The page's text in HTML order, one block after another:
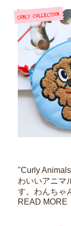
"Curly
わいいアニマ
す。わんちゃ
READ MORE